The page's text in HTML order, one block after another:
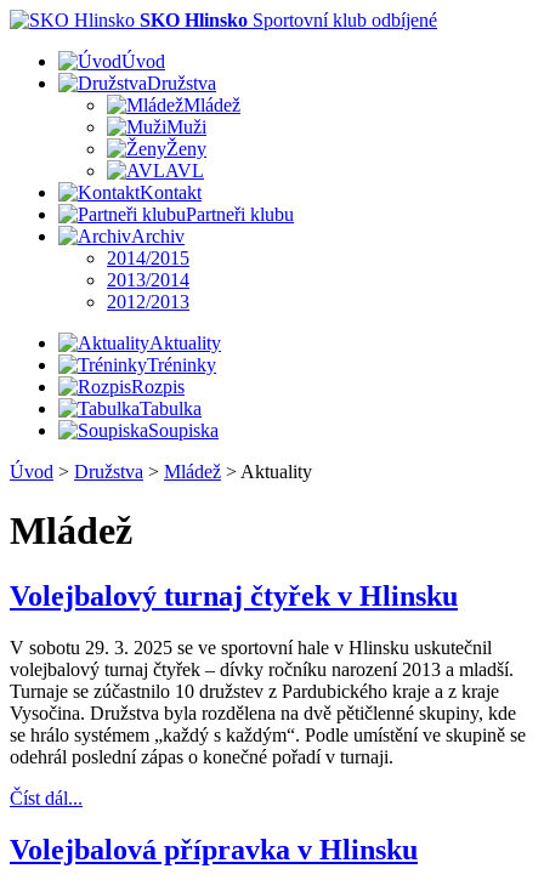
SKO Hlinsko Sportovní klub odbíjené
Úvod
Družstva
Mládež
Muži
Ženy
AVL
Kontakt
Partneři klubu
Archiv
2014/2015
2013/2014
2012/2013
Aktuality
Tréninky
Rozpis
Tabulka
Soupiska
Úvod > Družstva > Mládež > Aktuality
Mládež
Volejbalový turnaj čtyřek v Hlinsku
V sobotu 29. 3. 2025 se ve sportovní hale v Hlinsku uskutečnil
volejbalový turnaj čtyřek – dívky ročníku narození 2013 a mladší.
Turnaje se zúčastnilo 10 družstev z Pardubického kraje a z kraje
Vysočina. Družstva byla rozdělena na dvě pětičlenné skupiny, kde
se hrálo systémem „každý s každým“. Podle umístění ve skupině se
odehrál poslední zápas o konečné pořadí v turnaji.
Číst dál...
Volejbalová přípravka v Hlinsku